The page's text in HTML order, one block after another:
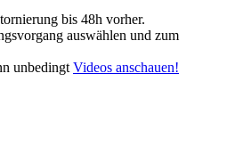
bis 48h vorher.
auswählen und zum
unbedingt Videos anschauen!